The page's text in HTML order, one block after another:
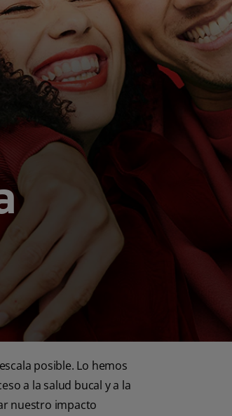
posible. Lo hemos
a la salud bucal y a la
nuestro impacto